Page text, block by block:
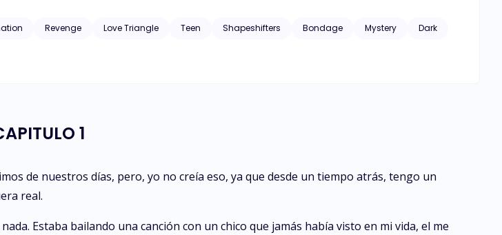
Revenge Love Triangle Teen Shapeshifters Bondage Mystery
Dark
1
de nuestros días, pero, yo no creía eso, ya que desde un tiempo atrás, tengo un
real.
Estaba bailando una canción con un chico que jamás había visto en mi vida, el me